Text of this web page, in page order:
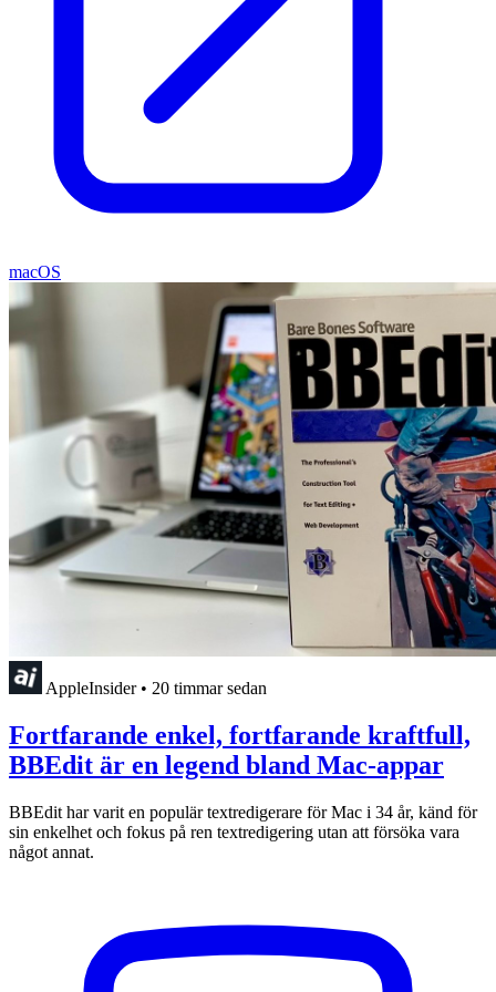
macOS
AppleInsider • 20 timmar sedan
Fortfarande enkel, fortfarande kraftfull,
BBEdit är en legend bland Mac-appar
BBEdit har varit en populär textredigerare för Mac i 34 år, känd för
sin enkelhet och fokus på ren textredigering utan att försöka vara
något annat.